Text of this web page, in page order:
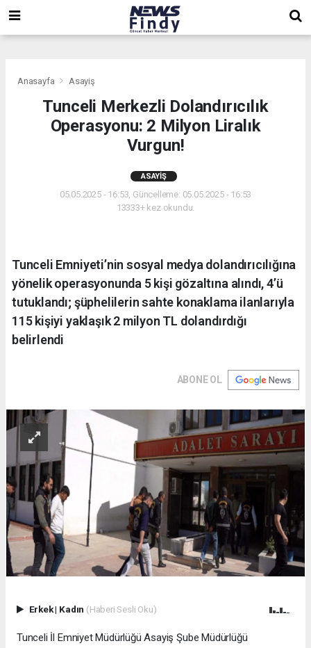
Anasayfa Asayiş
Tunceli Merkezli Dolandırıcılık
Operasyonu: 2 Milyon Liralık
Vurgun!
ASAYIŞ
05.05.2025 - 16:53, Güncelleme: 05.05.2025 - 16:53
13333+ kez okundu.
Tunceli Emniyeti’nin sosyal medya dolandırıcılığına
yönelik operasyonunda 5 kişi gözaltına alındı, 4’ü
tutuklandı; şüphelilerin sahte konaklama ilanlarıyla
115 kişiyi yaklaşık 2 milyon TL dolandırdığı
belirlendi
ABONE OL
Erkek| Kadın (Haberi Sesli Oku)
Tunceli İl Emniyet Müdürlüğü Asayiş Şube Müdürlüğü